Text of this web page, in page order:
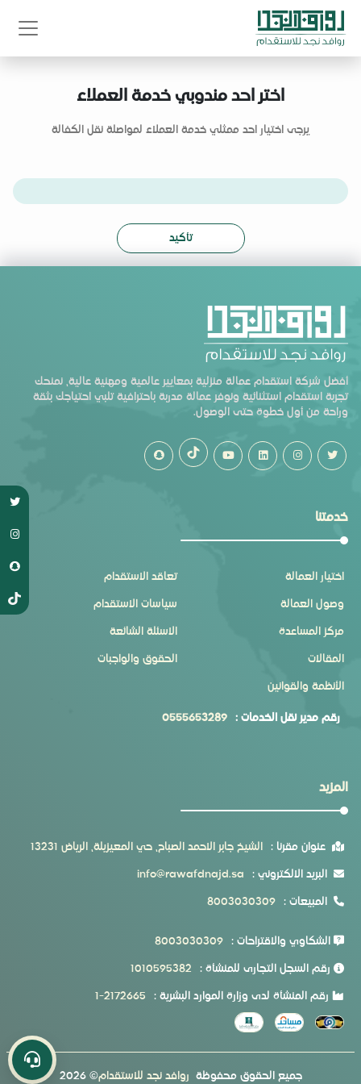
اختر احد مندوبي خدمة العملاء
يرجى اختيار احد ممثلي خدمة العملاء لمواصلة نقل الكفالة
تأكيد
أفضل شركة استقدام عمالة منزلية بمعايير عالمية ومهنية عالية، نمنحك
تجربة استقدام استثنائية ونوفر عمالة مدربة باحترافية تلبي احتياجك بثقة
وراحة من أول خطوة حتى الوصول.
خدمتنا
اختيار العمالة تعاقد الاستقدام
وصول العمالة سياسات الاستقدام
مركز المساعدة الاسئلة الشائعة
المقالات الحقوق والواجبات
الأنظمة والقوانين
رقم مدير نقل الخدمات : 0555653289
المزيد
عنوان مقرنا : الشيخ جابر الاحمد الصباح، حي المعيزيلة، الرياض 13231
البريد الالكتروني : info@rawafdnajd.sa
المبيعات : 8003030309
الشكاوي والاقتراحات : 8003030309
رقم السجل التجارى للمنشأة : 1010595382
رقم المنشأة لدى وزارة الموارد البشرية : 1-2172665
جميع الحقوق محفوظة روافد نجد للاستقدام©
2026